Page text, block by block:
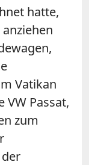
hatte,
Vatikan
VW Passat,
zum